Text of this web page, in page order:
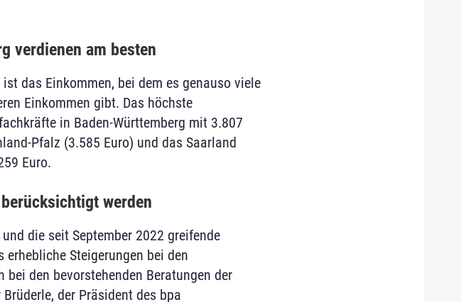
verdienen am besten
das Einkommen, bei dem es genauso viele
Einkommen gibt. Das höchste
in Baden-Württemberg mit 3.807
Pfalz (3.585 Euro) und das Saarland
Euro.
werden
die seit September 2022 greifende
Steigerungen bei den
den bevorstehenden Beratungen der
der Präsident des bpa